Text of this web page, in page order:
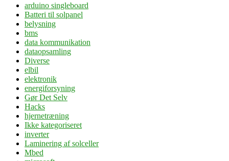
arduino singleboard
Batteri til solpanel
belysning
bms
data kommunikation
dataopsamling
Diverse
elbil
elektronik
energiforsyning
Gør Det Selv
Hacks
hjernetræning
Ikke kategoriseret
inverter
Laminering af solceller
Mbed